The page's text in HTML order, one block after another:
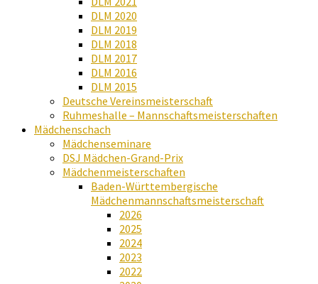
DLM 2020
DLM 2019
DLM 2018
DLM 2017
DLM 2016
DLM 2015
Deutsche Vereinsmeisterschaft
Ruhmeshalle – Mannschaftsmeisterschaften
Mädchenschach
Mädchenseminare
DSJ Mädchen-Grand-Prix
Mädchenmeisterschaften
Baden-Württembergische
Mädchenmannschaftsmeisterschaft
2026
2025
2024
2023
2022